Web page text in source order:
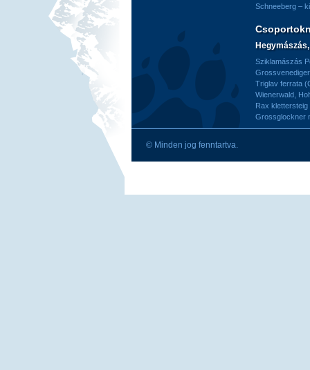
Schneeberg –
Sziklamászás
Triglav ferrata
Wienerwald,
Rax
Grossglockner
© Minden jog fenntartva.